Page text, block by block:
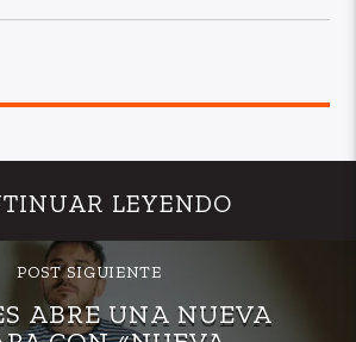
LEYENDO
POST SIGUIENTE
ABRE UNA NUEVA